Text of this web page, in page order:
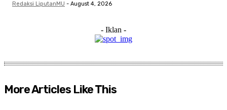
Redaksi LiputanMU - August 4, 2026
- Iklan -
More Articles Like This